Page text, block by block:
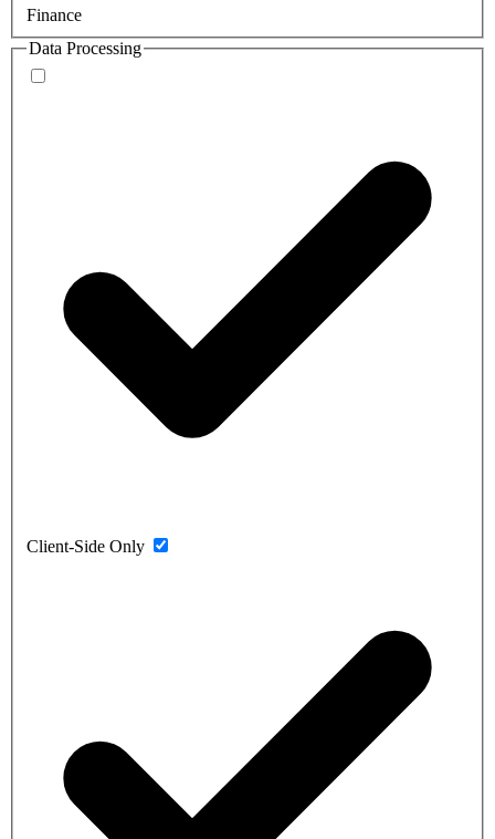
Finance
Data Processing
Client-Side Only